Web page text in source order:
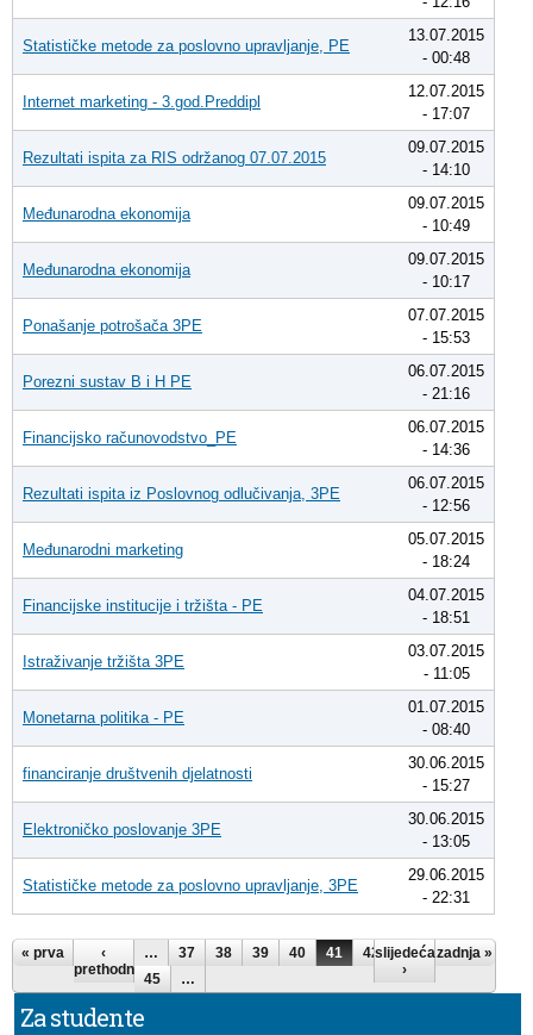
Statističke metode za poslovno upravljanje, PE
13.07.2015
- 00:48
Internet marketing - 3.god.Preddipl
12.07.2015
- 17:07
Rezultati ispita za RIS održanog 07.07.2015
09.07.2015
- 14:10
Međunarodna ekonomija
09.07.2015
- 10:49
Međunarodna ekonomija
09.07.2015
- 10:17
Ponašanje potrošača 3PE
07.07.2015
- 15:53
Porezni sustav B i H PE
06.07.2015
- 21:16
Financijsko računovodstvo_PE
06.07.2015
- 14:36
Rezultati ispita iz Poslovnog odlučivanja, 3PE
06.07.2015
- 12:56
Međunarodni marketing
05.07.2015
- 18:24
Financijske institucije i tržišta - PE
04.07.2015
- 18:51
Istraživanje tržišta 3PE
03.07.2015
- 11:05
Monetarna politika - PE
01.07.2015
- 08:40
financiranje društvenih djelatnosti
30.06.2015
- 15:27
Elektroničko poslovanje 3PE
30.06.2015
- 13:05
Statističke metode za poslovno upravljanje, 3PE
29.06.2015
- 22:31
Pages
« prva
‹
prethodna
… 37 38 39 40 41 42 43
44
45
…
slijedeća
›
zadnja »
Za studente